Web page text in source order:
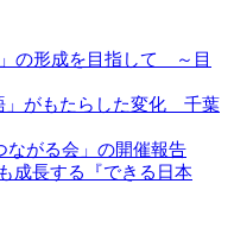
の形成を目指して ～目
」がもたらした変化 千葉
ながる会」の開催報告
成長する『できる日本